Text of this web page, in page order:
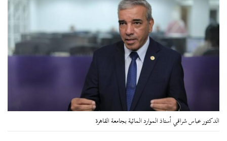
الدكتور عباس شراقي أستاذ الموارد المائية بجامعة القاهرة